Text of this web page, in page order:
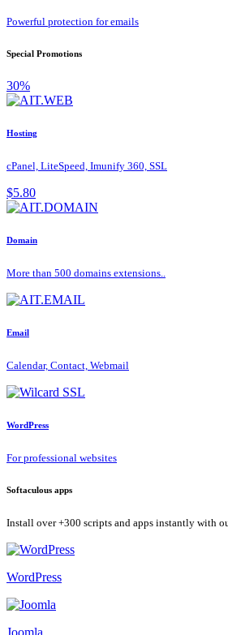
Powerful protection for emails
Special Promotions
30%
Hosting
cPanel, LiteSpeed, Imunify 360, SSL
$5.80
Domain
More than 500 domains extensions..
Email
Calendar, Contact, Webmail
WordPress
For professional websites
Softaculous apps
Install over +300 scripts and apps instantly with
WordPress
Joomla